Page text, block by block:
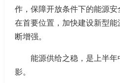
作，保障开放条件下的能源
在首要位置，加快建设新型
断增强。
能源供给之稳，是上半
影。